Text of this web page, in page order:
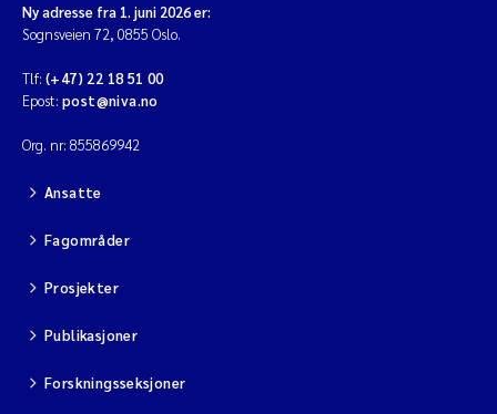
Ny adresse fra 1. juni 2026 er:
Sognsveien 72, 0855 Oslo.
Tlf: (+47) 22 18 51 00
Epost: post@niva.no
Org. nr: 855869942
Ansatte
Fagområder
Prosjekter
Publikasjoner
Forskningsseksjoner